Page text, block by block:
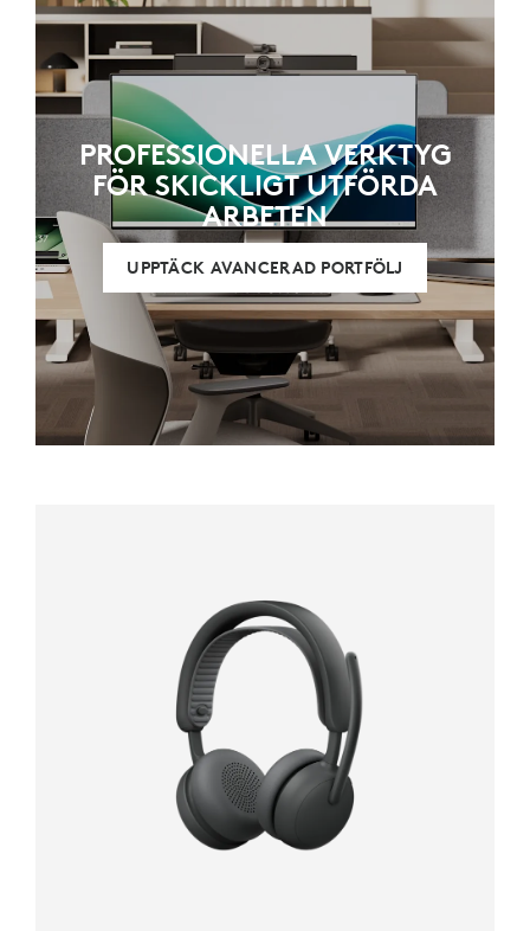
PROFESSIONELLA VERKTYG
FÖR SKICKLIGT UTFÖRDA
ARBETEN
UPPTÄCK AVANCERAD PORTFÖLJ